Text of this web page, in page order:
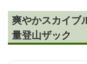
爽やかスカイブ
量登山ザック